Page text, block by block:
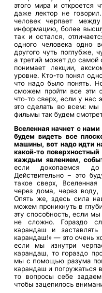
этого мира и откроется
даже лектор не
человек черпает
информацию, более
так и остался,
одного человека одно
другого чуть поглубже,
а третий может до самой
понимает лекции,
уровне. Кто-то понял
что надо было понять.
сможем пройти все эти
что-то сверх, если у нас
это сделать во всем: мы
фильмы так будем
Вселенная начнет с
будем видеть все
машины, вот надо идти
какой-то
каждым явлением,
если докопаемся до
Действительно – это
такое сверх, Вселенная
через дома, через воду,
Опять же, здесь сила
можем проникнуть в
эту способность, если
не сложно. Гораздо
карандаш и
карандаш!» — это очень
если мы изнутри
карандаш, то гораздо
мы с помощью разума
карандаш и погружаться
то вопросы себе
чтобы зацепилось